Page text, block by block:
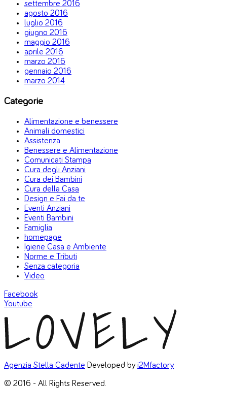
settembre 2016
agosto 2016
luglio 2016
giugno 2016
maggio 2016
aprile 2016
marzo 2016
gennaio 2016
marzo 2014
Categorie
Alimentazione e benessere
Animali domestici
Assistenza
Benessere e Alimentazione
Comunicati Stampa
Cura degli Anziani
Cura dei Bambini
Cura della Casa
Design e Fai da te
Eventi Anziani
Eventi Bambini
Famiglia
homepage
Igiene Casa e Ambiente
Norme e Tributi
Senza categoria
Video
Facebook
Youtube
Agenzia Stella Cadente Developed by i2Mfactory
© 2016 - All Rights Reserved.